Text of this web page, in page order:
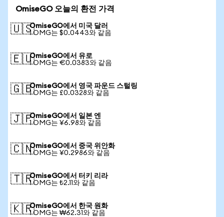
OmiseGO 오늘의 환전 가격
🇺🇸OmiseGO에서 미국 달러
1 OMG는 $0.0443와 같음
🇪🇺OmiseGO에서 유로
1 OMG는 €0.0383와 같음
🇬🇧OmiseGO에서 영국 파운드 스털링
1 OMG는 £0.0328와 같음
🇯🇵OmiseGO에서 일본 엔
1 OMG는 ¥6.98와 같음
🇨🇳OmiseGO에서 중국 위안화
1 OMG는 ¥0.2986와 같음
🇹🇷OmiseGO에서 터키 리라
1 OMG는 ₺2.11와 같음
🇰🇷OmiseGO에서 한국 원화
1 OMG는 ₩62.31와 같음